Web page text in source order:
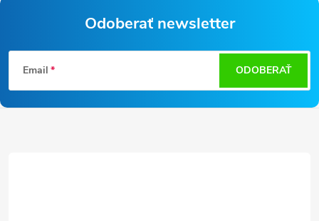
Z
á
p
Odoberať newsletter
Email ODOBERAŤ